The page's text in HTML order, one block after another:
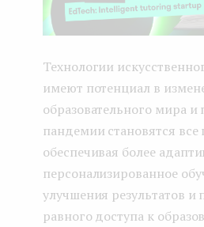
Технологии
имеют потенциал в
образовательного мира
пандемии становятся все
обеспечивая более
персонализированное
улучшения результатов и
равного доступа к